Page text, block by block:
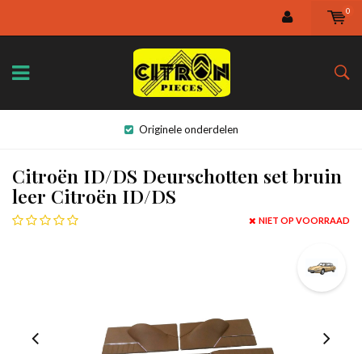
0
Originele onderdelen
Citroën ID/DS Deurschotten set bruin
leer Citroën ID/DS
NIET OP VOORRAAD